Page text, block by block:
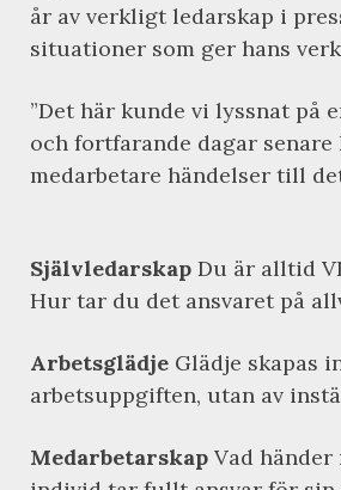
år av verkligt ledarskap i
situationer som ger hans
”Det här kunde vi lyssnat på
och fortfarande dagar
medarbetare händelser till det
Självledarskap Du är alltid
Hur tar du det ansvaret på
Arbetsglädje Glädje skapas
arbetsuppgiften, utan av
Medarbetarskap Vad händer